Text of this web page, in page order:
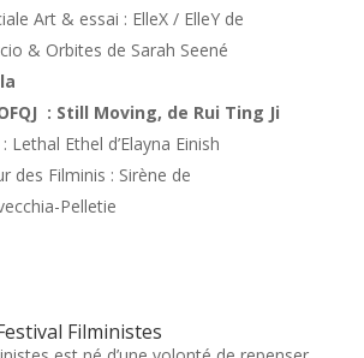
Art & essai :️ ElleX / ElleY de
& Orbites de Sarah Seené
:️ Still Moving, de Rui Ting Ji
Lethal Ethel d’Elayna Einish
des Filminis : Sirène de
Pelletie
Filministes